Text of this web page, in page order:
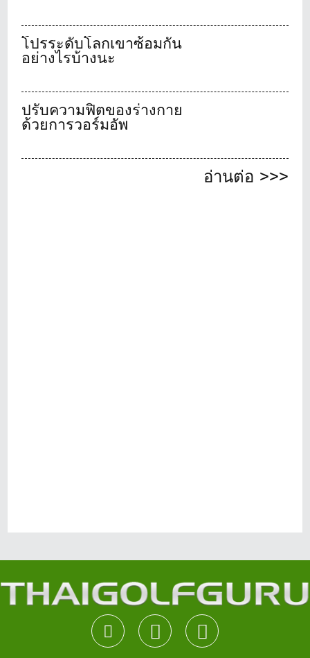
โปรระดับโลกเขาซ้อมกัน
อย่างไรบ้างนะ
ปรับความฟิตของร่างกาย
ด้วยการวอร์มอัพ
อ่านต่อ >>>